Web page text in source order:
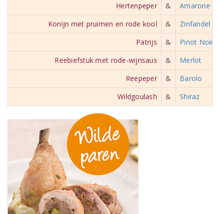
Hertenpeper
&
Amarone
Konijn met pruimen en rode kool
&
Zinfandel
Patrijs
&
Pinot Noir
Reebiefstuk met rode-wijnsaus
&
Merlot
Reepeper
&
Barolo
Wildgoulash
& Shiraz